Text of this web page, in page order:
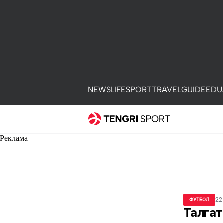
NEWSLIFESPORTTRAVELGUIDEEDU
Реклама
ФУТБОЛ